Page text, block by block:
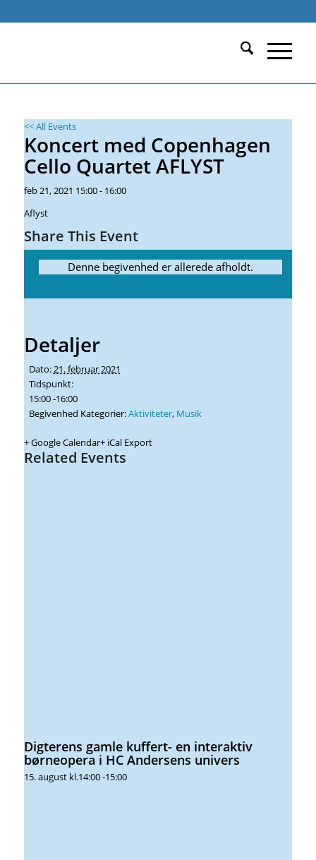
<< All Events
Koncert med Copenhagen
Cello Quartet AFLYST
feb21,2021 15:00 - 16:00
Aflyst
Share This Event
Denne begivenhed er allerede afholdt.
Detaljer
Dato:21. februar 2021
Tidspunkt:
15:00 -16:00
Begivenhed Kategorier:Aktiviteter, Musik
+ Google Calendar+ iCal Export
Related Events
Digterens gamle kuffert- en interaktiv
børneopera i HC Andersens univers
15. august kl.14:00-15:00